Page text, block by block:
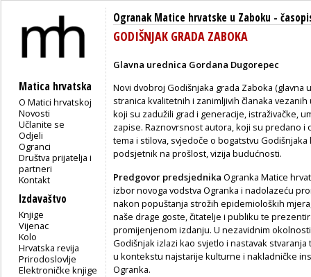
Matica hrvatska
O Matici hrvatskoj
Novosti
Učlanite se
Odjeli
Ogranci
Društva prijatelja i
partneri
Kontakt
Izdavaštvo
Knjige
Vijenac
Kolo
Hrvatska revija
Prirodoslovlje
Elektroničke knjige
Ogranak Matice hrvatske u Zaboku -
GODIŠNJAK GRADA ZABOKA
Glavna urednica Gordana Dugorepec
Novi dvobroj Godišnjaka grada Zaboka
stranica kvalitetnih i zanimljivih članaka
koji su zadužili grad i generacije, istraživačke,
zapise. Raznovrsnost autora, koji su predano
tema i stilova, svjedoče o bogatstvu
podsjetnik na prošlost, vizija budućnosti.
Predgovor predsjednika Ogranka Matice
izbor novoga vodstva Ogranka i nadolazeću
nakon popuštanja strožih epidemioloških
naše drage goste, čitatelje i publiku te
promijenjenom izdanju. U nezavidnim
Godišnjak izlazi kao svjetlo i nastavak
u kontekstu najstarije kulturne i nakladničke
Ogranka.